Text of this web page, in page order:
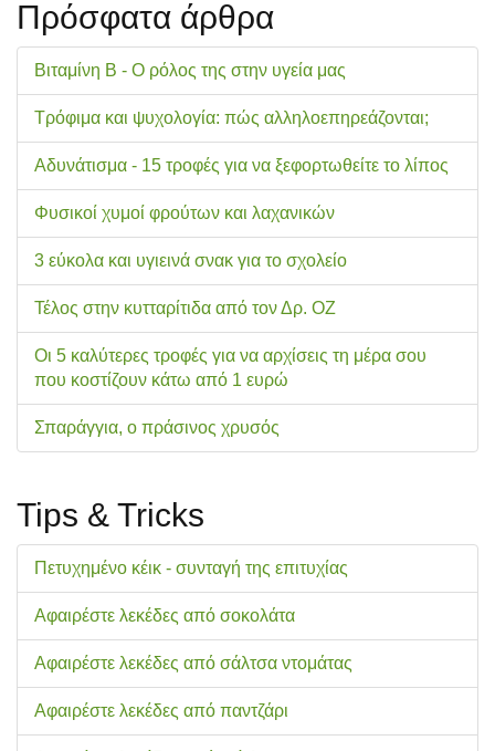
Πρόσφατα άρθρα
Βιταμίνη Β - Ο ρόλος της στην υγεία μας
Τρόφιμα και ψυχολογία: πώς αλληλοεπηρεάζονται;
Αδυνάτισμα - 15 τροφές για να ξεφορτωθείτε το λίπος
Φυσικοί χυμοί φρούτων και λαχανικών
3 εύκολα και υγιεινά σνακ για το σχολείo
Τέλος στην κυτταρίτιδα από τον Δρ. ΟΖ
Οι 5 καλύτερες τροφές για να αρχίσεις τη μέρα σου
που κοστίζουν κάτω από 1 ευρώ
Σπαράγγια, ο πράσινος χρυσός
Tips & Tricks
Πετυχημένο κέικ - συνταγή της επιτυχίας
Αφαιρέστε λεκέδες από σοκολάτα
Αφαιρέστε λεκέδες από σάλτσα ντομάτας
Αφαιρέστε λεκέδες από παντζάρι